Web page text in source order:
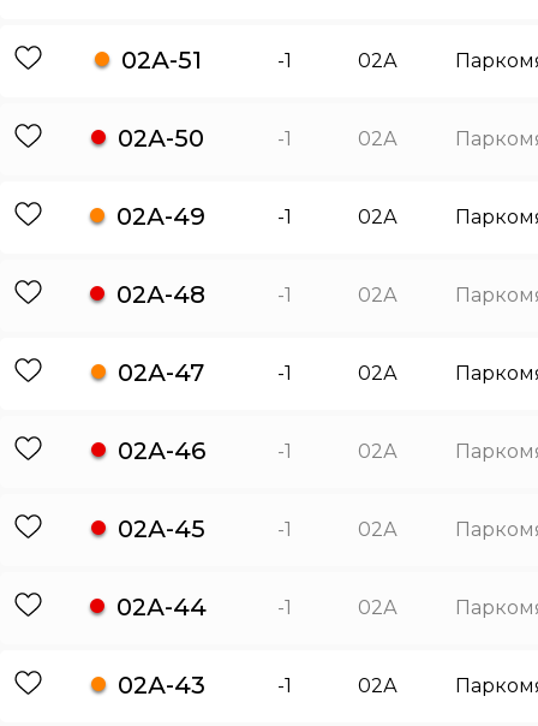
02А-51 -1 02А
02А-50 -1 02А
02А-49 -1 02А
02А-48 -1 02А
02А-47 -1 02А
02А-46 -1 02А
02А-45 -1 02А
02А-44 -1 02А
02А-43 -1 02А